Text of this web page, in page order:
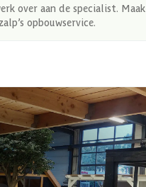
over aan de specialist. Maak
opbouwservice.